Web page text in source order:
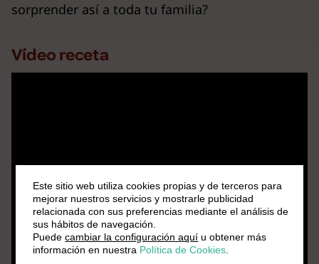
sorprender así a toda tu familia?
Vídeo receta
Este sitio web utiliza cookies propias y de terceros para
mejorar nuestros servicios y mostrarle publicidad
relacionada con sus preferencias mediante el análisis de
sus hábitos de navegación.
Puedecambiar la configuración aquí u obtener más
información en nuestra Política de Cookies